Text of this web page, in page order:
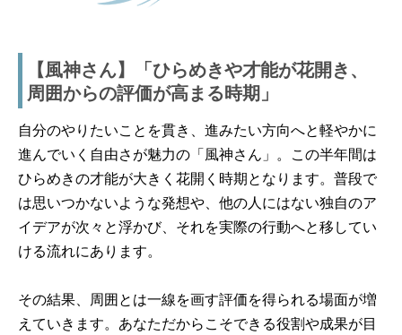
【風神さん】「ひらめきや才能が花開き、
周囲からの評価が高まる時期」
自分のやりたいことを貫き、進みたい方向へと軽やかに
進んでいく自由さが魅力の「風神さん」。この半年間は
ひらめきの才能が大きく花開く時期となります。普段で
は思いつかないような発想や、他の人にはない独自のア
イデアが次々と浮かび、それを実際の行動へと移してい
ける流れにあります。
その結果、周囲とは一線を画す評価を得られる場面が増
えていきます。あなただからこそできる役割や成果が目